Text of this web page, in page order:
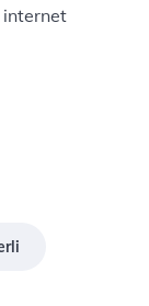
internet